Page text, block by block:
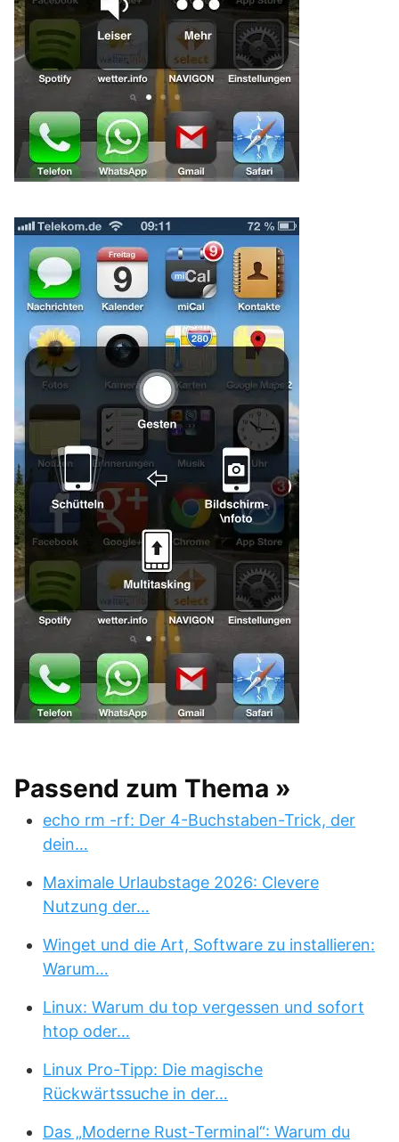
Passend zum Thema »
echo rm -rf: Der 4-Buchstaben-Trick, der
dein…
Maximale Urlaubstage 2026: Clevere
Nutzung der…
Winget und die Art, Software zu installieren:
Warum…
Linux: Warum du top vergessen und sofort
htop oder…
Linux Pro-Tipp: Die magische
Rückwärtssuche in der…
Das „Moderne Rust-Terminal“: Warum du